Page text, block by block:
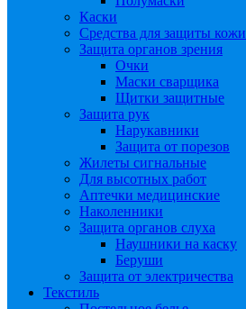
Каски
Средства для защиты кожи
Защита органов зрения
Очки
Маски сварщика
Щитки защитные
Защита рук
Нарукавники
Защита от порезов
Жилеты сигнальные
Для высотных работ
Аптечки медицинские
Наколенники
Защита органов слуха
Наушники на каску
Беруши
Защита от электричества
Текстиль